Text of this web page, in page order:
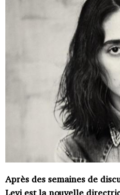
Après des semaines de
Levi est la nouvelle